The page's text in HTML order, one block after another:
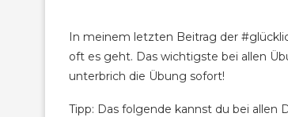
In meinem letzten Beitrag der
oft es geht. Das wichtigste bei allen
unterbrich die Übung sofort!
Tipp: Das folgende kannst du bei allen